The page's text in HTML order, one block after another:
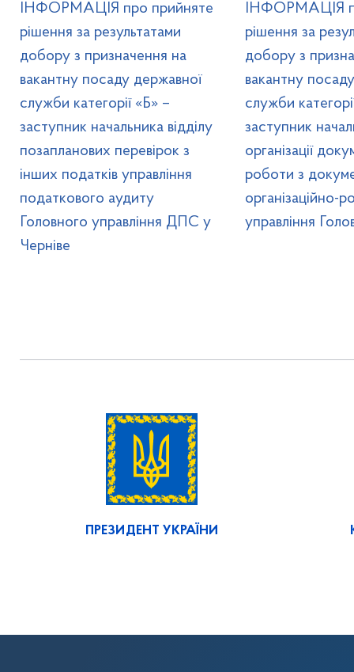
ІНФОРМАЦІЯ про прийняте
рішення за результатами
добору з призначення на
вакантну посаду державної
служби категорії «Б» –
заступник начальника відділу
позапланових перевірок з
інших податків управління
податкового аудиту
Головного управління ДПС у
Черніве
ІНФОРМАЦІЯ
рішення за
добору з
вакантну
служби
заступник
організації
роботи з
організаційно-
управління
ПРЕЗИДЕНТ УКРАЇНИ